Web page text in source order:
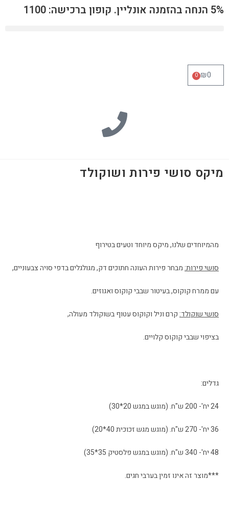
5% הנחה בהזמנה אונליין. קופון ברכישה: 1100
₪0
0
מיקס סושי פירות ושוקולד
מהמיוחדים שלנו, מיקס מיוחד וטעים בטירוף
סושי פירות: מבחר פירות העונה חתוכים דק, מגולגלים בדפי סויה צבעוניים,
עם ממרח קוקוס, בעיטור שבבי קוקוס ואגוזים.
סושי שוקולד: קרם וניל וקוקוס עטוף בשוקולד מעולה,
בציפוי שבבי קוקוס קלויים.
גדלים:
24 יח'- 200 ש"ח. (מוגש במגש 20*30)
36 יח'- 270 ש"ח. (מוגש מגש זכוכית 40*20)
48 יח'- 340 ש"ח. (מוגש במגש פלסטיק 35*35)
***מוצר זה אינו זמין בערבי חגים.